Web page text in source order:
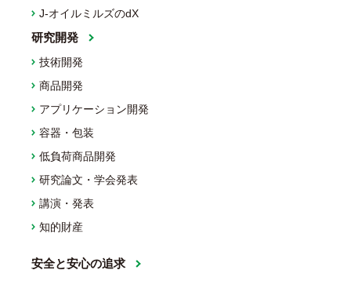
J-オイルミルズのdX
研究開発
技術開発
商品開発
アプリケーション開発
容器・包装
低負荷商品開発
研究論文・学会発表
講演・発表
知的財産
安全と安心の追求